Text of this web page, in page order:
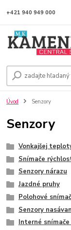
+421 940 949 000
Úvod Senzory
Senzory
Vonkajšej
Snímače
Senzory nárazu
Jazdné pruhy
Polohové
Senzory
Interné